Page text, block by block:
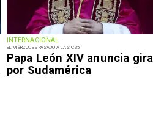
INTERNACIONAL
EL MIÉRCOLES PASADO A LAS 9:35
Papa León XIV anuncia gira
por Sudamérica